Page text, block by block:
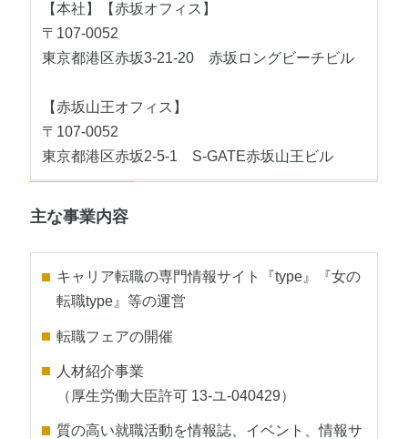
【本社】【赤坂オフィス】
〒107-0052
東京都港区赤坂3-21-20 赤坂ロングビーチビル
【赤坂山王オフィス】
〒107-0052
東京都港区赤坂2-5-1 S-GATE赤坂山王ビル
主な事業内容
キャリア転職の専門情報サイト『type』『女の
転職type』等の運営
転職フェアの開催
人材紹介事業
（厚生労働大臣許可 13-ユ-040429）
質の高い就職活動を情報誌、イベント、情報サ